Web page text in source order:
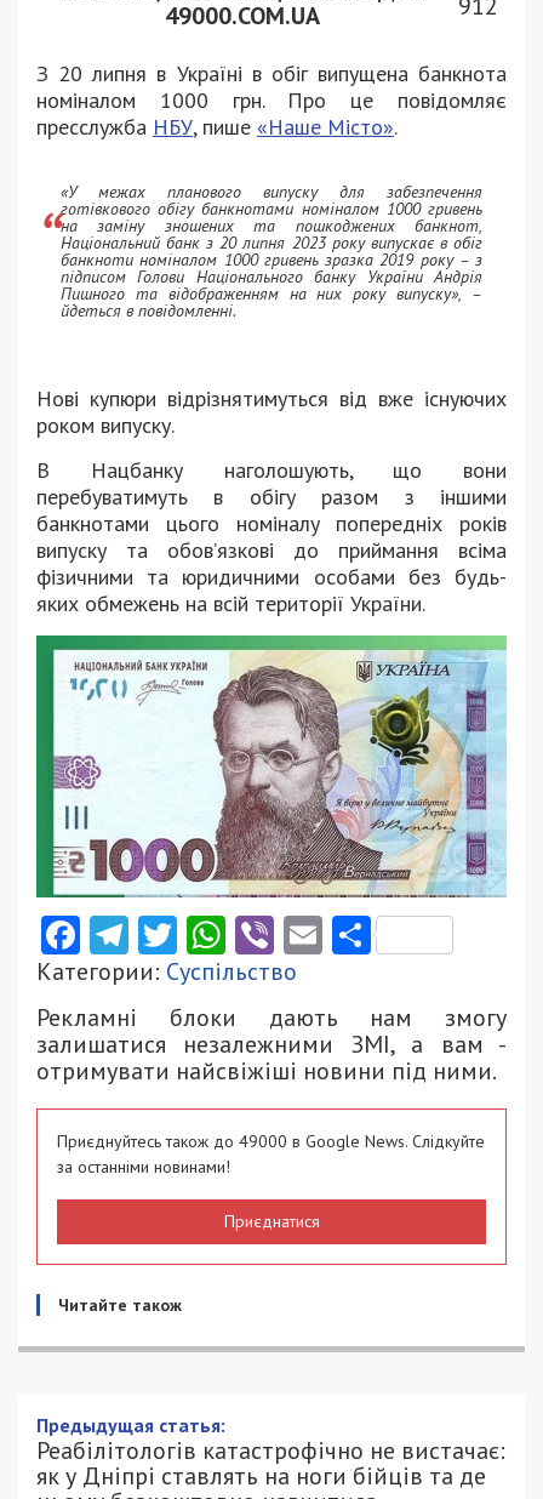
49000.COM.UA
З 20 липня в Україні в обіг випущена банкнота
номіналом 1000 грн. Про це повідомляє
пресслужба НБУ, пише «Наше Місто».
«У межах планового випуску для забезпечення
готівкового обігу банкнотами номіналом 1000 гривень
на заміну зношених та пошкоджених банкнот,
Національний банк з 20 липня 2023 року випускає в обіг
банкноти номіналом 1000 гривень зразка 2019 року – з
підписом Голови Національного банку України Андрія
Пишного та відображенням на них року випуску», –
йдеться в повідомленні.
Нові купюри відрізнятимуться від вже існуючих
роком випуску.
В Нацбанку наголошують, що вони
перебуватимуть в обігу разом з іншими
банкнотами цього номіналу попередніх років
випуску та обов’язкові до приймання всіма
фізичними та юридичними особами без будь-
яких обмежень на всій території України.
Facebook
Telegram
Twitter
WhatsApp
ViberEmail
Категории: Суспільство
Рекламні блоки дають нам змогу
залишатися незалежними ЗМІ, а вам -
отримувати найсвіжіші новини під ними.
Приєднуйтесь також до 49000 в Google News. Слідкуйте
за останніми новинами!
Приєднатися
Читайте також
Реабілітологів катастрофічно не
вистачає: як у Дніпрі ставлять на ноги
бійців та де цьому безкоштовно